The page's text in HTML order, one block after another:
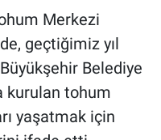
Merkezi
geçtiğimiz yıl
Belediye
kurulan tohum
yaşatmak için